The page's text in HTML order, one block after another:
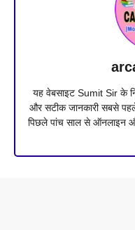
यह वेबसाइट Sumit Sir के
और सटीक जानकारी सबसे
पिछले पांच साल से ऑनलाइन